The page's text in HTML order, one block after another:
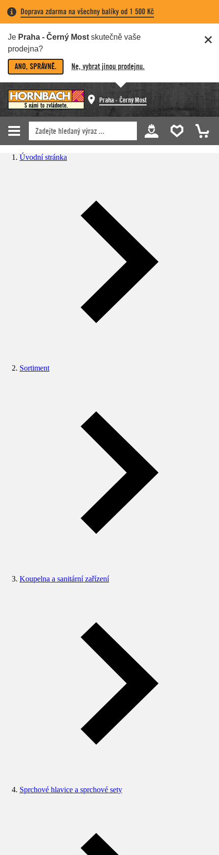
Doprava zdarma na všechny balíky od 1 500 Kč
Je Praha - Černý Most skutečně vaše
prodejna?
ANO, SPRÁVNĚ. Ne, vybrat jinou prodejnu.
Praha - Černý Most
Úvodní stránka
Sortiment
Koupelna a sanitární zařízení
Sprchové hlavice a sprchové sety